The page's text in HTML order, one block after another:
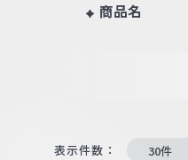
商品名
表示件数：